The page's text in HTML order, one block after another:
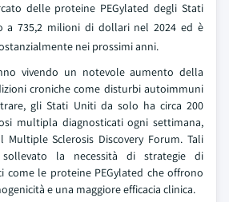
delle proteine PEGylated degli Stati
a 735,2 milioni di dollari nel 2024 ed è
nei prossimi anni.
vivendo un notevole aumento della
croniche come disturbi autoimmuni
gli Stati Uniti da solo ha circa 200
multipla diagnosticati ogni settimana,
Sclerosis Discovery Forum. Tali
la necessità di strategie di
come le proteine PEGylated che offrono
e una maggiore efficacia clinica.